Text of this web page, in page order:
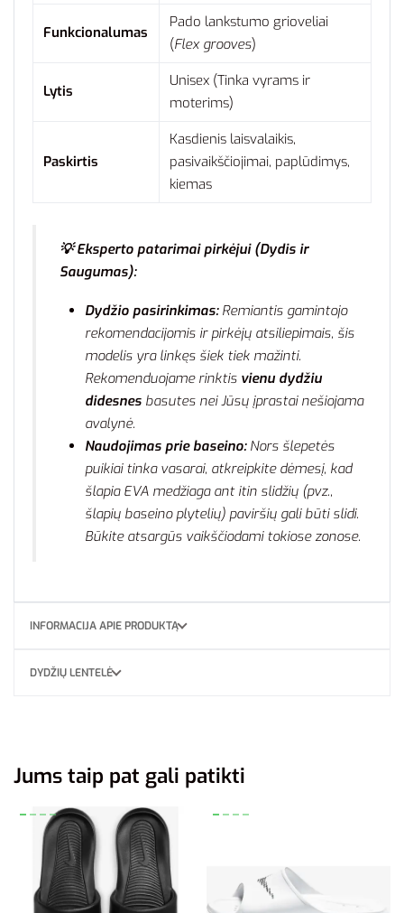
Funkcionalumas
Pado lankstumo grioveliai
(Flex grooves)
Lytis
Unisex (Tinka vyrams ir
moterims)
Paskirtis
Kasdienis laisvalaikis,
pasivaikščiojimai, paplūdimys,
kiemas
💡 Eksperto patarimai pirkėjui (Dydis ir
Saugumas):
Dydžio pasirinkimas:Remiantis gamintojo
rekomendacijomis ir pirkėjų atsiliepimais, šis
modelis yra linkęs šiek tiek mažinti.
Rekomenduojame rinktis vienu dydžiu
didesnes basutes nei Jūsų įprastai nešiojama
avalynė.
Naudojimas prie baseino:Nors šlepetės
puikiai tinka vasarai, atkreipkite dėmesį, kad
šlapia EVA medžiaga ant itin slidžių (pvz.,
šlapių baseino plytelių) paviršių gali būti slidi.
Būkite atsargūs vaikščiodami tokiose zonose.
INFORMACIJA APIE PRODUKTĄ
DYDŽIŲ LENTELĖ
Jums taip pat gali patikti